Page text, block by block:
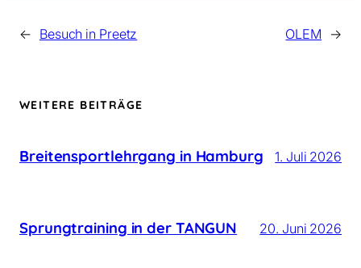
← Besuch in Preetz OLEM →
WEITERE BEITRÄGE
Breitensportlehrgang in Hamburg 1. Juli 2026
Sprungtraining in der TANGUN 20. Juni 2026